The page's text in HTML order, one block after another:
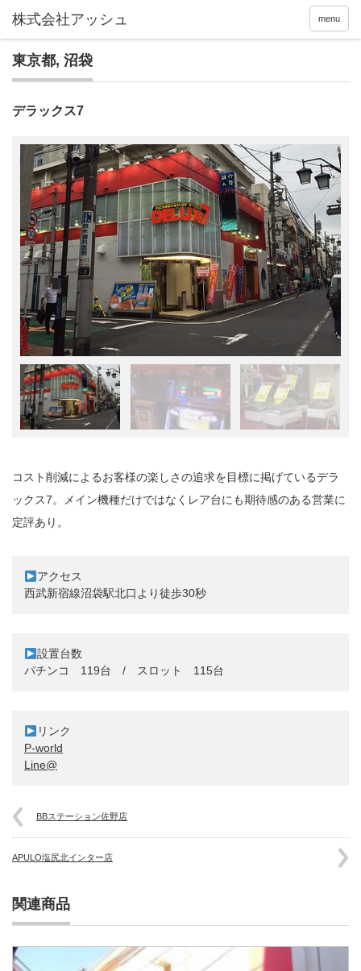
menu
東京都, 沼袋
デラックス7
コスト削減によるお客様の楽しさの追求を目標に掲げているデラ
ックス7。メイン機種だけではなくレア台にも期待感のある営業に
定評あり。
アクセス
設置台数
P-world
Line@
BBステーション佐野店
APULO塩尻北インター店
関連商品